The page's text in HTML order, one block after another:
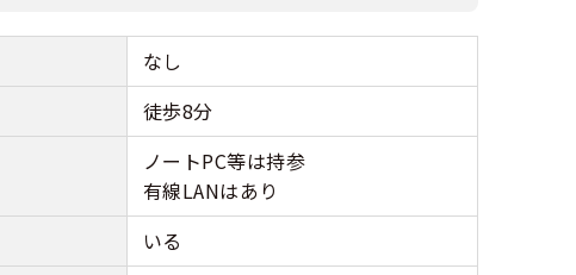
なし
徒歩8分
ノートPC等は持参
有線LANはあり
いる